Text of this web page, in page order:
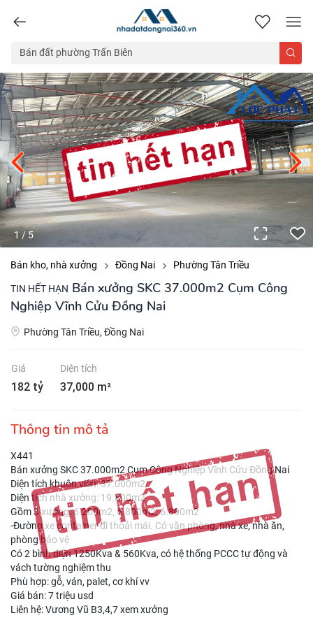
nhadatdongnai360.vn
1/5
Bán kho, nhà xưởng Đồng Nai Phường Tân Triều
TIN HẾT HẠN Bán xưởng SKC 37.000m2 Cụm Công
Nghiệp Vĩnh Cửu Đồng Nai
Phường Tân Triều, Đồng Nai
Giá
182 tỷ
Diện tích
37,000 m²
Thông tin mô tả
X441
Bán xưởng SKC 37.000m2 Cụm Công Nghiệp Vĩnh Cửu Đồng Nai
Diện tích khuôn viên: 37.000m2
Diện tích nhà xưởng: 19.800m2
Gồm 3 xưởng: 6.200m2, 6.800m2, 6.800m2
-Đường xe container đi thoải mái. Có văn phòng, nhà xe, nhà ăn,
phòng bảo vệ
Có 2 bình điện 1250Kva & 560Kva, có hệ thống PCCC tự động và
vách tường nghiệm thu
Phù hợp: gỗ, ván, palet, cơ khí vv
Giá bán: 7 triệu usd
Liên hệ: Vương Vũ B3,4,7 xem xưởng